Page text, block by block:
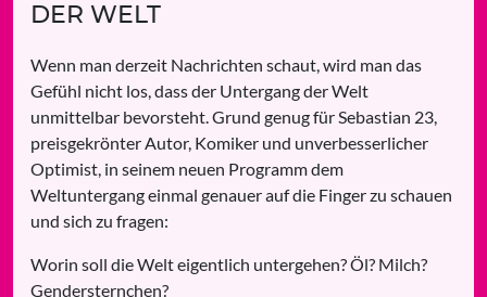
DER WELT
Wenn man derzeit Nachrichten schaut, wird man das
Gefühl nicht los, dass der Untergang der Welt
unmittelbar bevorsteht. Grund genug für Sebastian 23,
preisgekrönter Autor, Komiker und unverbesserlicher
Optimist, in seinem neuen Programm dem
Weltuntergang einmal genauer auf die Finger zu schauen
und sich zu fragen:
Worin soll die Welt eigentlich untergehen? Öl? Milch?
Gendersternchen?